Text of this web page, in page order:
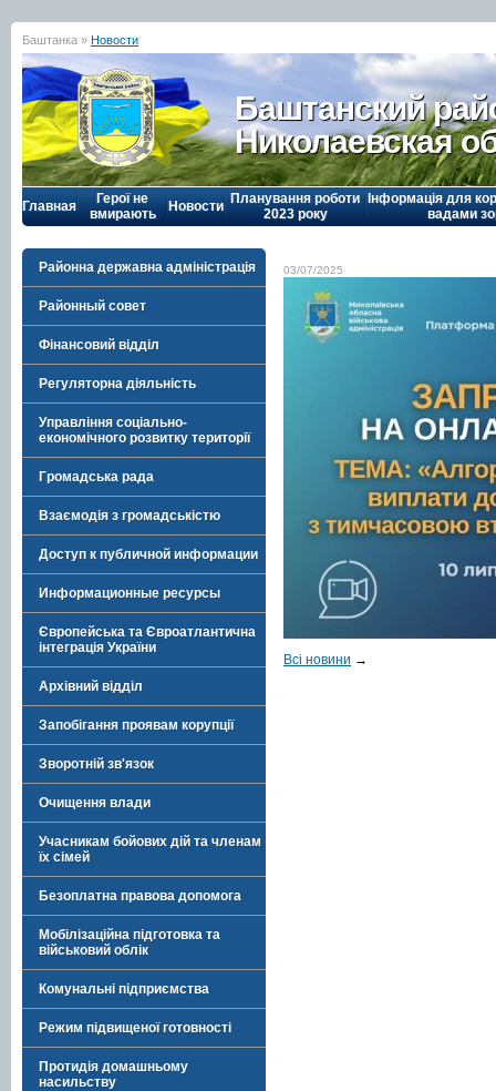
Баштанка » Новости
Баштанский
Николаевская
Главная
Герої не
вмирають
Новости Планування роботи
2023 року
Інформація для
вадами
Районна державна адміністрація
Районный совет
Фінансовий відділ
Регуляторна діяльність
Управління соціально-
економічного розвитку території
Громадська рада
Взаємодія з громадськістю
Доступ к публичной информации
Информационные ресурсы
Європейська та Євроатлантична
інтеграція України
Архівний відділ
Запобігання проявам корупції
Зворотній зв'язок
Очищення влади
Учасникам бойових дій та членам
їх сімей
Безоплатна правова допомога
Мобілізаційна підготовка та
військовий облік
Комунальні підприємства
Режим підвищеної готовності
Протидія домашньому
насильству
03/07/2025
Всі новини →